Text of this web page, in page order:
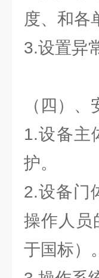
度、和各
3.设置异
（四）
1.设备主
护。
2.设备门
操作人员
于国标）。